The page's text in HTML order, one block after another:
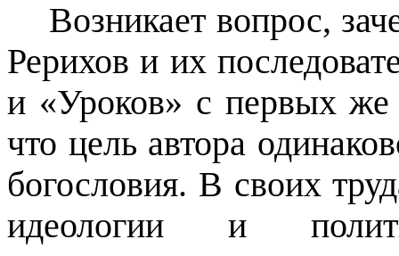
Возникает вопрос,
Рерихов и их
и «Уроков» с первых же
что цель автора
богословия. В своих
идеологии и